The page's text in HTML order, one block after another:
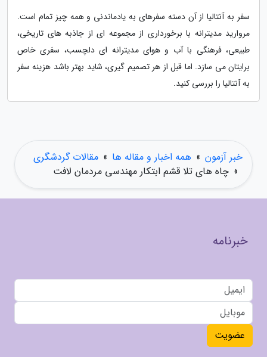
سفر به آنتالیا از آن دسته سفرهای به یادماندنی و همه چیز تمام است.
مروارید مدیترانه با برخورداری از مجموعه ای از جاذبه های تاریخی،
طبیعی، فرهنگی با آب و هوای مدیترانه ای دلچسب، سفری خاص
برایتان می سازد. اما قبل از هر تصمیم گیری، شاید بهتر باشد هزینه سفر
به آنتالیا را بررسی کنید.
خبر آزمون » همه اخبار و مقاله ها » مقالات گردشگری
» چاه های تلا قشم ابتکار مهندسی مردمان لافت
خبرنامه
عضویت